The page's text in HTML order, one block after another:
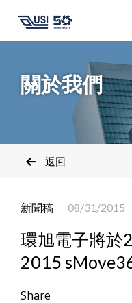
關於我們
返回
新聞稿 08/31/2015
環旭電子將於
2015
Share